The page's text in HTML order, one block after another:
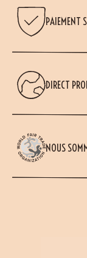
PAIEMENT
DIRECT
NOUS